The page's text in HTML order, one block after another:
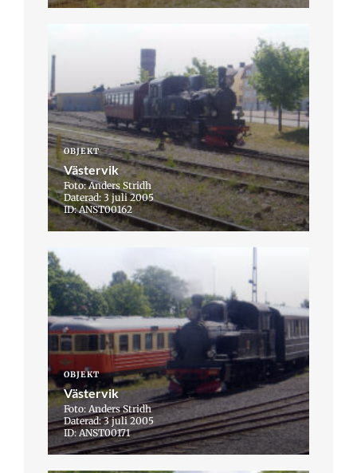
OBJEKT
Västervik
Foto: Anders Stridh
Daterad: 3 juli 2005
ID: ANST00162
OBJEKT
Västervik
Foto: Anders Stridh
Daterad: 3 juli 2005
ID: ANST00171